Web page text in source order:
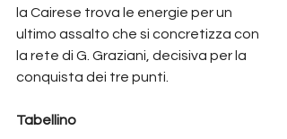
la Cairese trova le energie per un
ultimo assalto che si concretizza con
la rete di G. Graziani, decisiva per la
conquista dei tre punti.
Tabellino